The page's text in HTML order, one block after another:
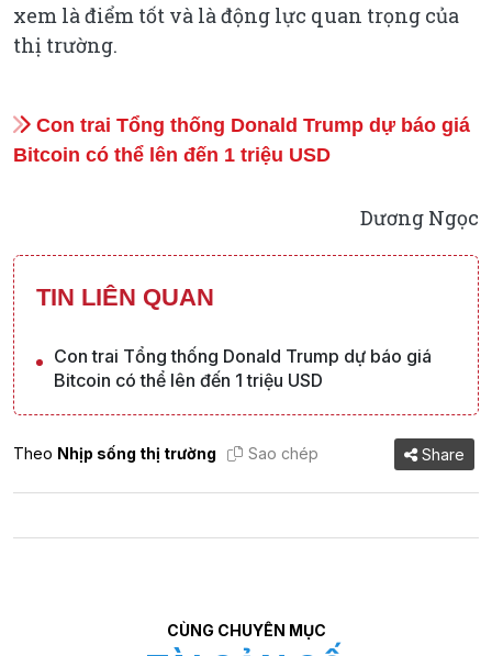
xem là điểm tốt và là động lực quan trọng của
thị trường.
Con trai Tổng thống Donald Trump dự báo giá
Bitcoin có thể lên đến 1 triệu USD
Dương Ngọc
TIN LIÊN QUAN
Con trai Tổng thống Donald Trump dự báo giá
Bitcoin có thể lên đến 1 triệu USD
Theo Nhịp sống thị trường Sao chép Share
CÙNG CHUYÊN MỤC